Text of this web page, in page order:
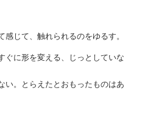
じて、触れられるのをゆるす。
ぐに形を変える、じっとしていな
い。とらえたとおもったものはあ